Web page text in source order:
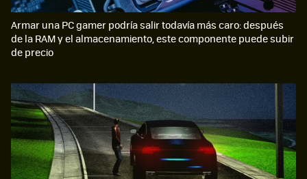
Armar una PC gamer podría salir todavía más caro: después
de la RAM y el almacenamiento, este componente puede subir
de precio